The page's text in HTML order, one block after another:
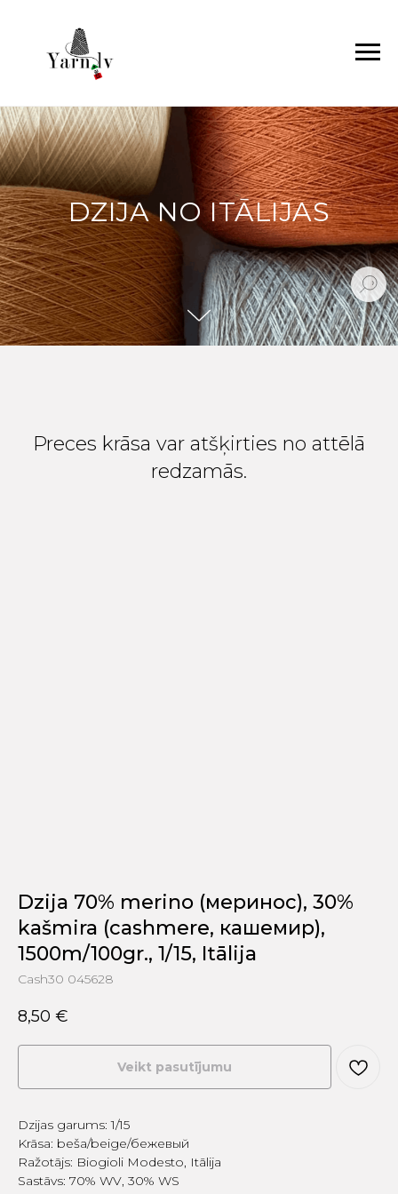
DZIJA NO ITĀLIJAS
Preces krāsa var atšķirties no attēlā
redzamās.
Dzija 70% merino (меринос), 30%
kašmira (cashmere, кашемир),
1500m/100gr., 1/15, Itālija
Cash30 045628
8,50 €
Veikt pasutījumu
Dzijas garums: 1/15
Krāsa: beša/beige/бежевый
Ražotājs: Biogioli Modesto, Itālija
Sastāvs: 70% WV, 30% WS